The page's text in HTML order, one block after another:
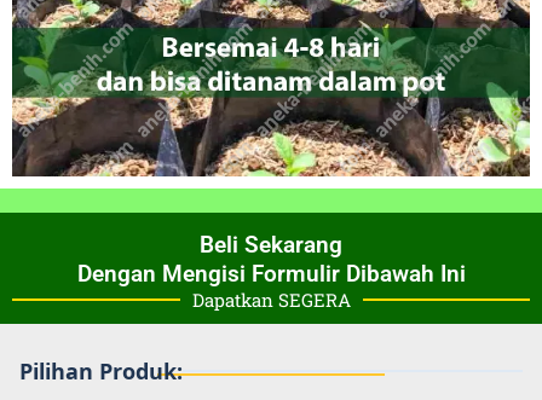
Beli Sekarang
Dengan Mengisi Formulir Dibawah Ini
Dapatkan SEGERA
Pilihan Produk: